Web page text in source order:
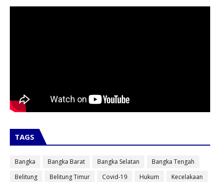
TAGS
Bangka Bangka Barat Bangka Selatan
Bangka Tengah
Belitung
Belitung Timur Covid-19 Hukum
Kecelakaan